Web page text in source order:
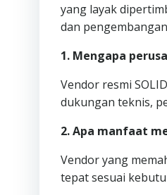
yang layak
dan
1. Mengapa
Vendor resmi
dukungan teknis,
2. Apa manfaat
Vendor yang
tepat sesuai